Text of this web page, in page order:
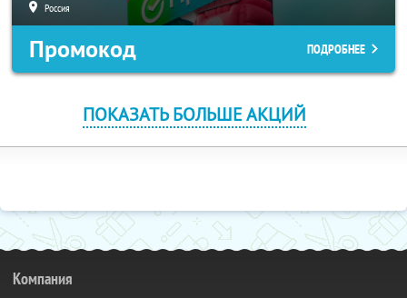
Россия
Промокод ПОДРОБНЕЕ
ПОКАЗАТЬ БОЛЬШЕ АКЦИЙ
Компания